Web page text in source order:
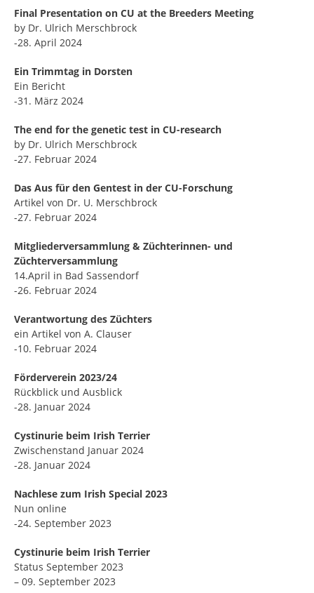
Final Presentation on CU at the Breeders Meeting
by Dr. Ulrich Merschbrock
-28. April 2024
Ein Trimmtag in Dorsten
Ein Bericht
-31. März 2024
The end for the genetic test in CU-research
by Dr. Ulrich Merschbrock
-27. Februar 2024
Das Aus für den Gentest in der CU-Forschung
Artikel von Dr. U. Merschbrock
-27. Februar 2024
Mitgliederversammlung & Züchterinnen- und
Züchterversammlung
14.April in Bad Sassendorf
-26. Februar 2024
Verantwortung des Züchters
ein Artikel von A. Clauser
-10. Februar 2024
Förderverein 2023/24
Rückblick und Ausblick
-28. Januar 2024
Cystinurie beim Irish Terrier
Zwischenstand Januar 2024
-28. Januar 2024
Nachlese zum Irish Special 2023
Nun online
-24. September 2023
Cystinurie beim Irish Terrier
Status September 2023
– 09. September 2023